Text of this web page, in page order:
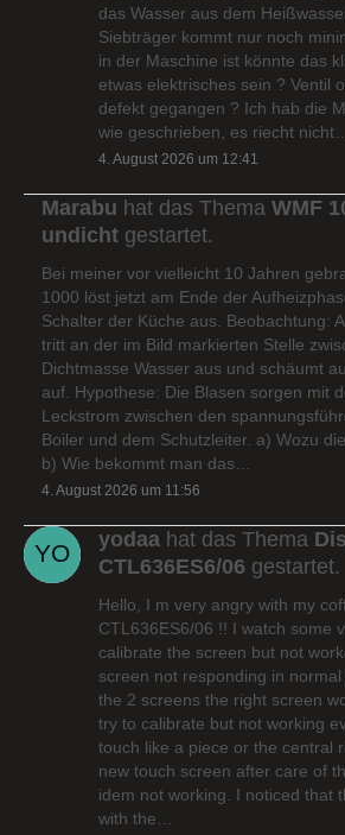
das Wasser aus dem
Siebträger kommt nur noch
in der Maschine ist könnte das
etwas elektrisches sein ? Ventil
defekt gegangen ? Ich hab die
wie geschrieben, es riecht nicht…
4. August 2026 um 12:41
Marabu hat das Thema WMF
undicht gestartet.
Bei meiner vor vielleicht 10 Jahren
1000 löst jetzt am Ende der
Schalter der Küche aus. Beobachtung:
tritt an der im Bild markierten Stelle
Dichtmasse Wasser aus und schäumt
auf. Hypothese: Die Blasen sorgen mit
Leckstrom zwischen den
Boiler und dem Schutzleiter. a) Wozu
b) Wie bekommt man das…
4. August 2026 um 11:56
yodaa hat das Thema
CTL636ES6/06 gestartet.
Hello, I m very angry with my
CTL636ES6/06 !! I watch some
calibrate the screen but not
screen not responding in
the 2 screens the right screen
try to calibrate but not working
touch like a piece or the central
new touch screen after care of
idem not working. I noticed that
with the…